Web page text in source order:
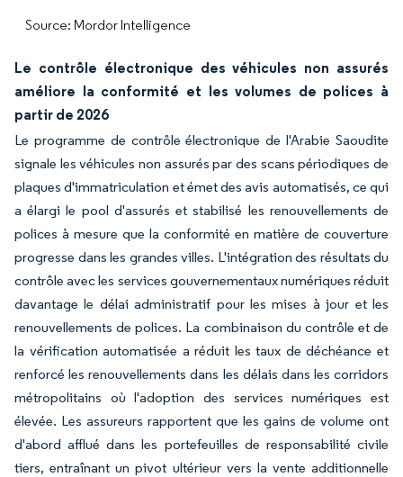
Source: Mordor Intelligence
Le contrôle électronique des véhicules non assurés
améliore la conformité et les volumes de polices à
partir de 2026
Le programme de contrôle électronique de l'Arabie Saoudite
signale les véhicules non assurés par des scans périodiques de
plaques d'immatriculation et émet des avis automatisés, ce qui
a élargi le pool d'assurés et stabilisé les renouvellements de
polices à mesure que la conformité en matière de couverture
progresse dans les grandes villes. L'intégration des résultats du
contrôle avec les services gouvernementaux numériques réduit
davantage le délai administratif pour les mises à jour et les
renouvellements de polices. La combinaison du contrôle et de
la vérification automatisée a réduit les taux de déchéance et
renforcé les renouvellements dans les délais dans les corridors
métropolitains où l'adoption des services numériques est
élevée. Les assureurs rapportent que les gains de volume ont
d'abord afflué dans les portefeuilles de responsabilité civile
tiers, entraînant un pivot ultérieur vers la vente additionnelle